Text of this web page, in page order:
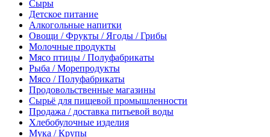
Сыры
Детское питание
Алкогольные напитки
Овощи / Фрукты / Ягоды / Грибы
Молочные продукты
Мясо птицы / Полуфабрикаты
Рыба / Морепродукты
Мясо / Полуфабрикаты
Продовольственные магазины
Сырьё для пищевой промышленности
Продажа / доставка питьевой воды
Хлебобулочные изделия
Мука / Крупы